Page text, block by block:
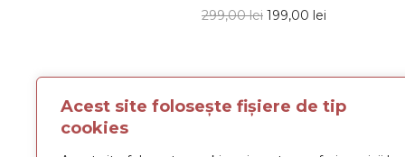
Acest site folosește fișiere de tip
cookies
299,00lei 199,00 lei